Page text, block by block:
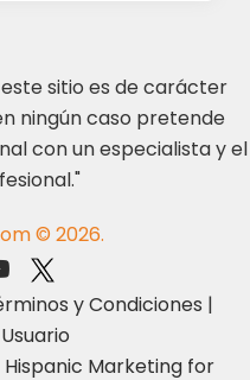
sitio es de carácter
ningún caso pretende
con un especialista y el
© 2026.
y Condiciones |
Hispanic Marketing for